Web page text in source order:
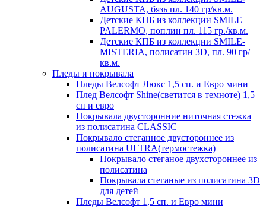
AUGUSTA, бязь пл. 140 гр/кв.м.
Детские КПБ из коллекции SMILE
PALERMO, поплин пл. 115 гр./кв.м.
Детские КПБ из коллекции SMILE-
MISTERIA, полисатин 3D, пл. 90 гр/
кв.м.
Пледы и покрывала
Пледы Велсофт Люкс 1,5 сп. и Евро мини
Плед Велсофт Shine(светится в темноте) 1,5
сп и евро
Покрывала двусторонние ниточная стежка
из полисатина CLASSIC
Покрывало стеганное двустороннее из
полисатина ULTRA(термостежка)
Покрывало стеганое двухстороннее из
полисатина
Покрывала стеганые из полисатина 3D
для детей
Пледы Велсофт 1,5 сп. и Евро мини